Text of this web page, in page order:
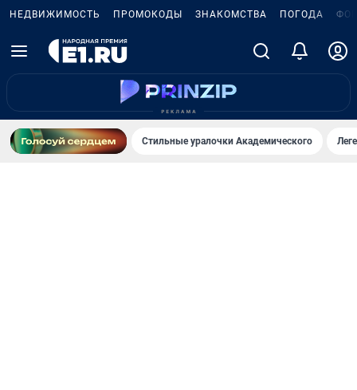
НЕДВИЖИМОСТЬ ПРОМОКОДЫ ЗНАКОМСТВА ПОГОДА
Стильные уралочки Академического